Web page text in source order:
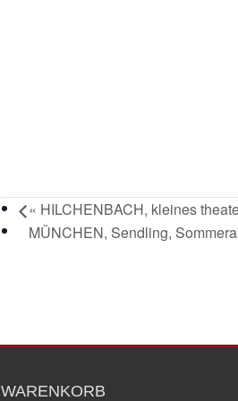
« HILCHENBACH, kleines
MÜNCHEN, Sendling,
WARENKORB